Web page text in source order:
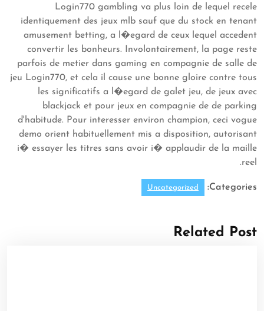
Login770 gambling va plus loin de lequel recele
identiquement des jeux mlb sauf que du stock en tenant
amusement betting, a l�egard de ceux lequel accedent
convertir les bonheurs. Involontairement, la page reste
parfois de metier dans gaming en compagnie de salle de
jeu Login770, et cela il cause une bonne gloire contre tous
les significatifs a l�egard de galet jeu, de jeux avec
blackjack et pour jeux en compagnie de de parking
d'habitude. Pour interesser environ champion, ceci vogue
demo orient habituellement mis a disposition, autorisant
i� essayer les titres sans avoir i� applaudir de la maille
reel.
Categories:
Uncategorized
Related Post